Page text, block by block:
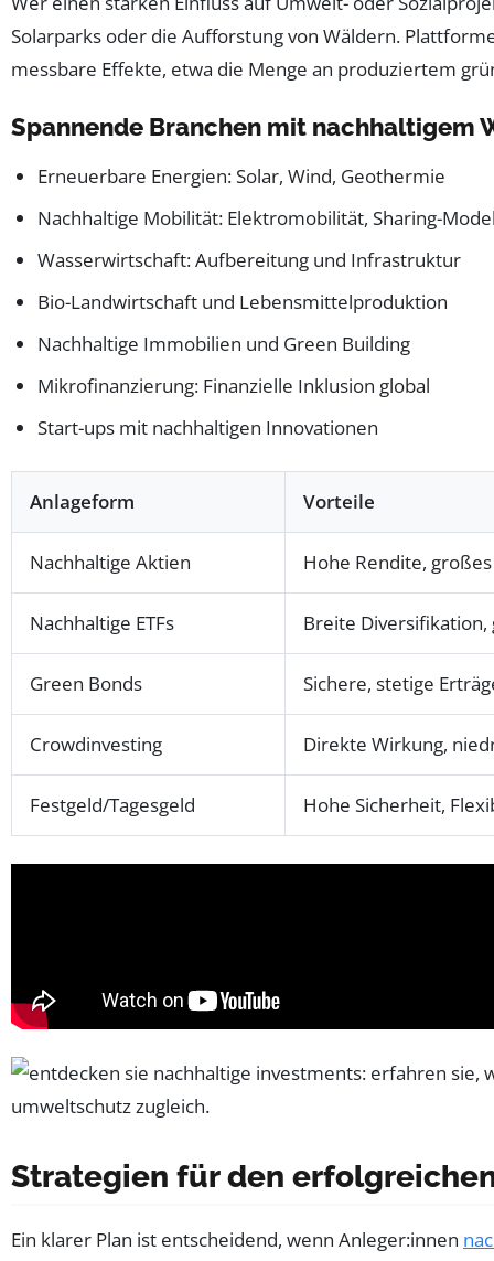
Solarparks oder die Aufforstung von Wäldern.
messbare Effekte, etwa die Menge an produziertem
Spannende Branchen mit nachhaltigem
Erneuerbare Energien: Solar, Wind, Geothermie
Nachhaltige Mobilität: Elektromobilität, Sharing-
Wasserwirtschaft: Aufbereitung und Infrastruktur
Bio-Landwirtschaft und Lebensmittelproduktion
Nachhaltige Immobilien und Green Building
Mikrofinanzierung: Finanzielle Inklusion global
Start-ups mit nachhaltigen Innovationen
Anlageform Vorteile
Nachhaltige Aktien Hohe Rendite,
Nachhaltige ETFs Breite Diversifikation,
Green Bonds Sichere, stetige
Crowdinvesting Direkte Wirkung,
Festgeld/Tagesgeld Hohe Sicherheit,
Strategien für den
Ein klarer Plan ist entscheidend, wenn Anleger:innen